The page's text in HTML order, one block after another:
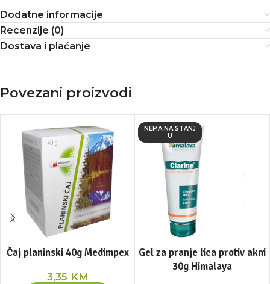
Dodatne informacije
Recenzije (0)
Dostava i plaćanje
Povezani proizvodi
Čaj planinski 40g Medimpex
3,35 KM
NEMA NA STANJ
U
Gel za pranje lica protiv akni
30g Himalaya